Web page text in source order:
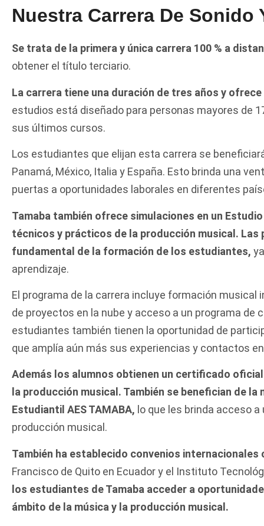
Nuestra Carrera De
Se trata de la primera y única carrera 100 % a
obtener el título terciario.
La carrera tiene una duración de tres años y
estudios está diseñado para personas mayores de
sus últimos cursos.
Los estudiantes que elijan esta carrera se
Panamá, México, Italia y España. Esto brinda una
puertas a oportunidades laborales en diferentes
Tamaba también ofrece simulaciones en un
técnicos y prácticos de la producción musical.
fundamental de la formación de los estudiantes,
aprendizaje.
El programa de la carrera incluye formación
de proyectos en la nube y acceso a un programa
estudiantes también tienen la oportunidad de
que amplía aún más sus experiencias y contactos
Además los alumnos obtienen un certificado
la producción musical. También se benefician de
Estudiantil AES TAMABA, lo que les brinda acceso
producción musical.
También ha establecido convenios
Francisco de Quito en Ecuador y el Instituto
los estudiantes de Tamaba acceder a
ámbito de la música y la producción musical.